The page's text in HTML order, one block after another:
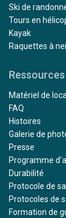
Ski de
Tours en
Kayak
Raquettes à
Ressources
Matériel de
FAQ
Histoires
Galerie de
Presse
Programme
Durabilité
Protocole de
Protocoles de
Formation de